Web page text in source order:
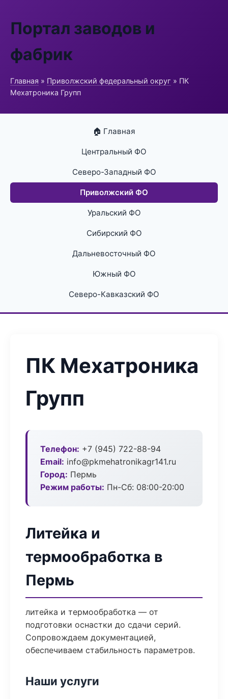
Портал заводов и
фабрик
Главная » Приволжский федеральный округ » ПК
Мехатроника Групп
🏠 Главная
Центральный ФО
Северо-Западный ФО
Приволжский ФО
Уральский ФО
Сибирский ФО
Дальневосточный ФО
Южный ФО
Северо-Кавказский ФО
ПК Мехатроника
Групп
Телефон: +7 (945) 722-88-94
Email: info@pkmehatronikagr141.ru
Город: Пермь
Режим работы: Пн-Сб: 08:00-20:00
Литейка и
термообработка в
Пермь
литейка и термообработка — от
подготовки оснастки до сдачи серий.
Сопровождаем документацией,
обеспечиваем стабильность параметров.
Наши услуги